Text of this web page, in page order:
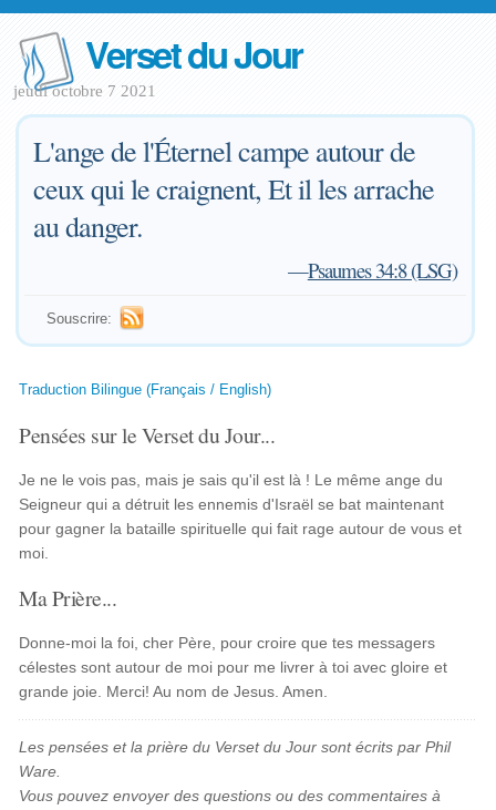
Verset du Jour
jeudi octobre 7 2021
L'ange de l'Éternel campe autour de
ceux qui le craignent, Et il les arrache
au danger.
—Psaumes 34:8 (LSG)
Souscrire:
Traduction Bilingue (Français / English)
Pensées sur le Verset du Jour...
Je ne le vois pas, mais je sais qu'il est là ! Le même ange du
Seigneur qui a détruit les ennemis d'Israël se bat maintenant
pour gagner la bataille spirituelle qui fait rage autour de vous et
moi.
Ma Prière...
Donne-moi la foi, cher Père, pour croire que tes messagers
célestes sont autour de moi pour me livrer à toi avec gloire et
grande joie. Merci! Au nom de Jesus. Amen.
Les pensées et la prière du Verset du Jour sont écrits par Phil
Ware.
Vous pouvez envoyer des questions ou des commentaires à